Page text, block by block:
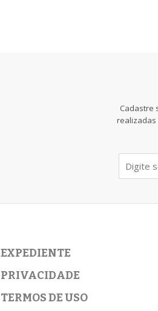
Cadastre
realizadas
EXPEDIENTE
PRIVACIDADE
TERMOS DE USO